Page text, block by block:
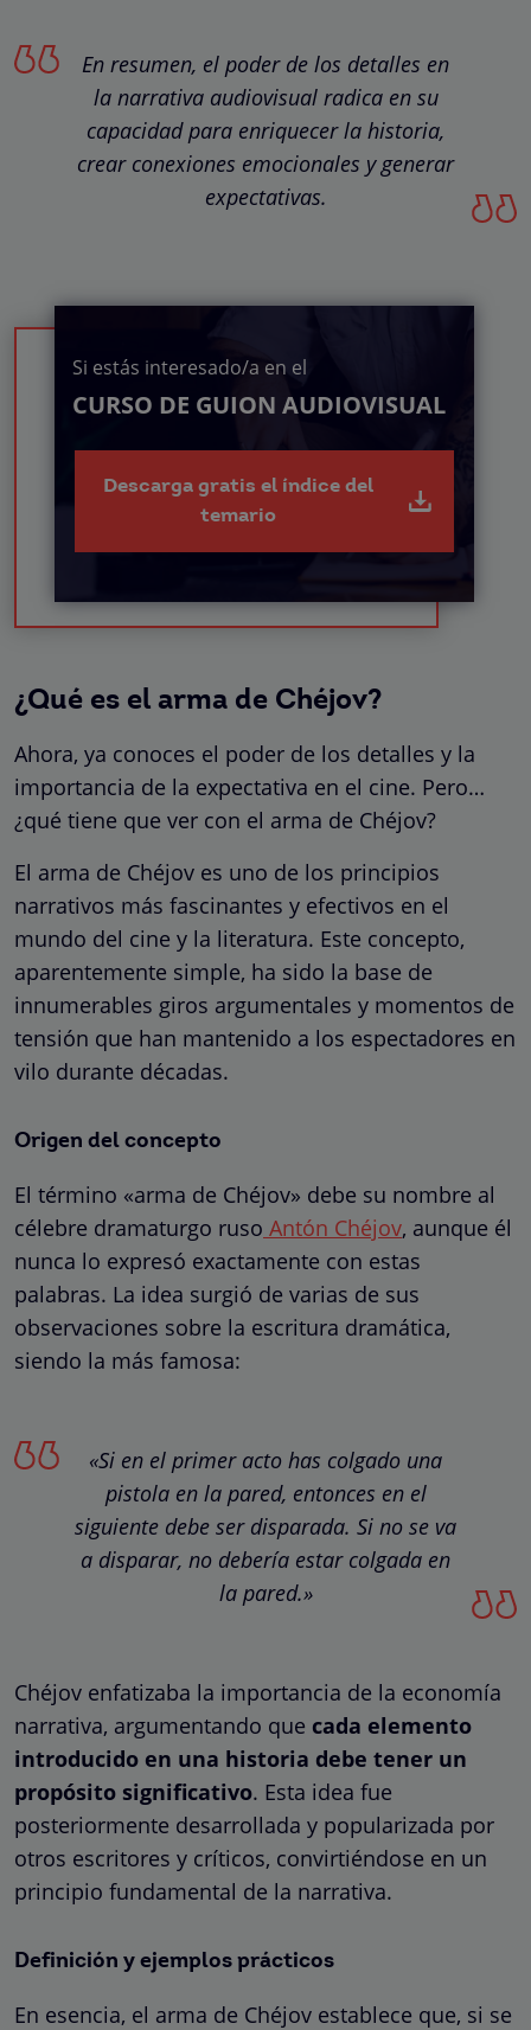
En resumen, el poder de los detalles en
la narrativa audiovisual radica en su
capacidad para enriquecer la historia,
crear conexiones emocionales y generar
expectativas.
Si estás interesado/a en el
CURSO DE GUION AUDIOVISUAL
Descarga gratis el índice del
temario
¿Qué es el arma de Chéjov?
Ahora, ya conoces el poder de los detalles y la
importancia de la expectativa en el cine. Pero…
¿qué tiene que ver con el arma de Chéjov?
El arma de Chéjov es uno de los principios
narrativos más fascinantes y efectivos en el
mundo del cine y la literatura. Este concepto,
aparentemente simple, ha sido la base de
innumerables giros argumentales y momentos de
tensión que han mantenido a los espectadores en
vilo durante décadas.
Origen del concepto
El término «arma de Chéjov» debe su nombre al
célebre dramaturgo ruso Antón Chéjov, aunque él
nunca lo expresó exactamente con estas
palabras. La idea surgió de varias de sus
observaciones sobre la escritura dramática,
siendo la más famosa:
«Si en el primer acto has colgado una
pistola en la pared, entonces en el
siguiente debe ser disparada. Si no se va
a disparar, no debería estar colgada en
la pared.»
Chéjov enfatizaba la importancia de la economía
narrativa, argumentando que cada elemento
introducido en una historia debe tener un
propósito significativo. Esta idea fue
posteriormente desarrollada y popularizada por
otros escritores y críticos, convirtiéndose en un
principio fundamental de la narrativa.
Definición y ejemplos prácticos
En esencia, el arma de Chéjov establece que, si se